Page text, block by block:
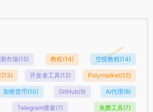
市场(15) 教程(14) 空投教程(14)
(13) 开发者工具(12) Polymarket(12)
加密货币(10) GitHub(9) AI代理(8)
Telegram搜索(7) 免费工具(7)